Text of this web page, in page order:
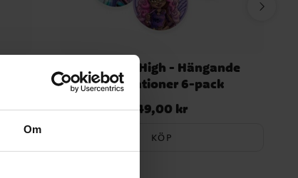
Om
Monster High - Hängande
dekorationer 6-pack
Pris:49,00 kr
49,00 kr
KÖP